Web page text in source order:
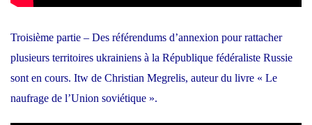
Troisième partie – Des référendums d’annexion pour rattacher
plusieurs territoires ukrainiens à la République fédéraliste Russie
sont en cours. Itw de Christian Megrelis, auteur du livre « Le
naufrage de l’Union soviétique ».